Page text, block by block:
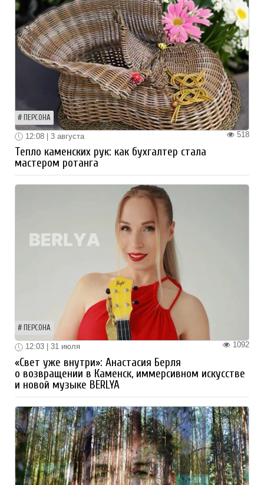
ПЕРСОНА
518
12:08 | 3 августа
Тепло каменских рук: как бухгалтер стала
мастером ротанга
ПЕРСОНА
1092
12:03 | 31 июля
«Свет уже внутри»: Анастасия Берля
о возвращении в Каменск, иммерсивном искусстве
и новой музыке BERLYA